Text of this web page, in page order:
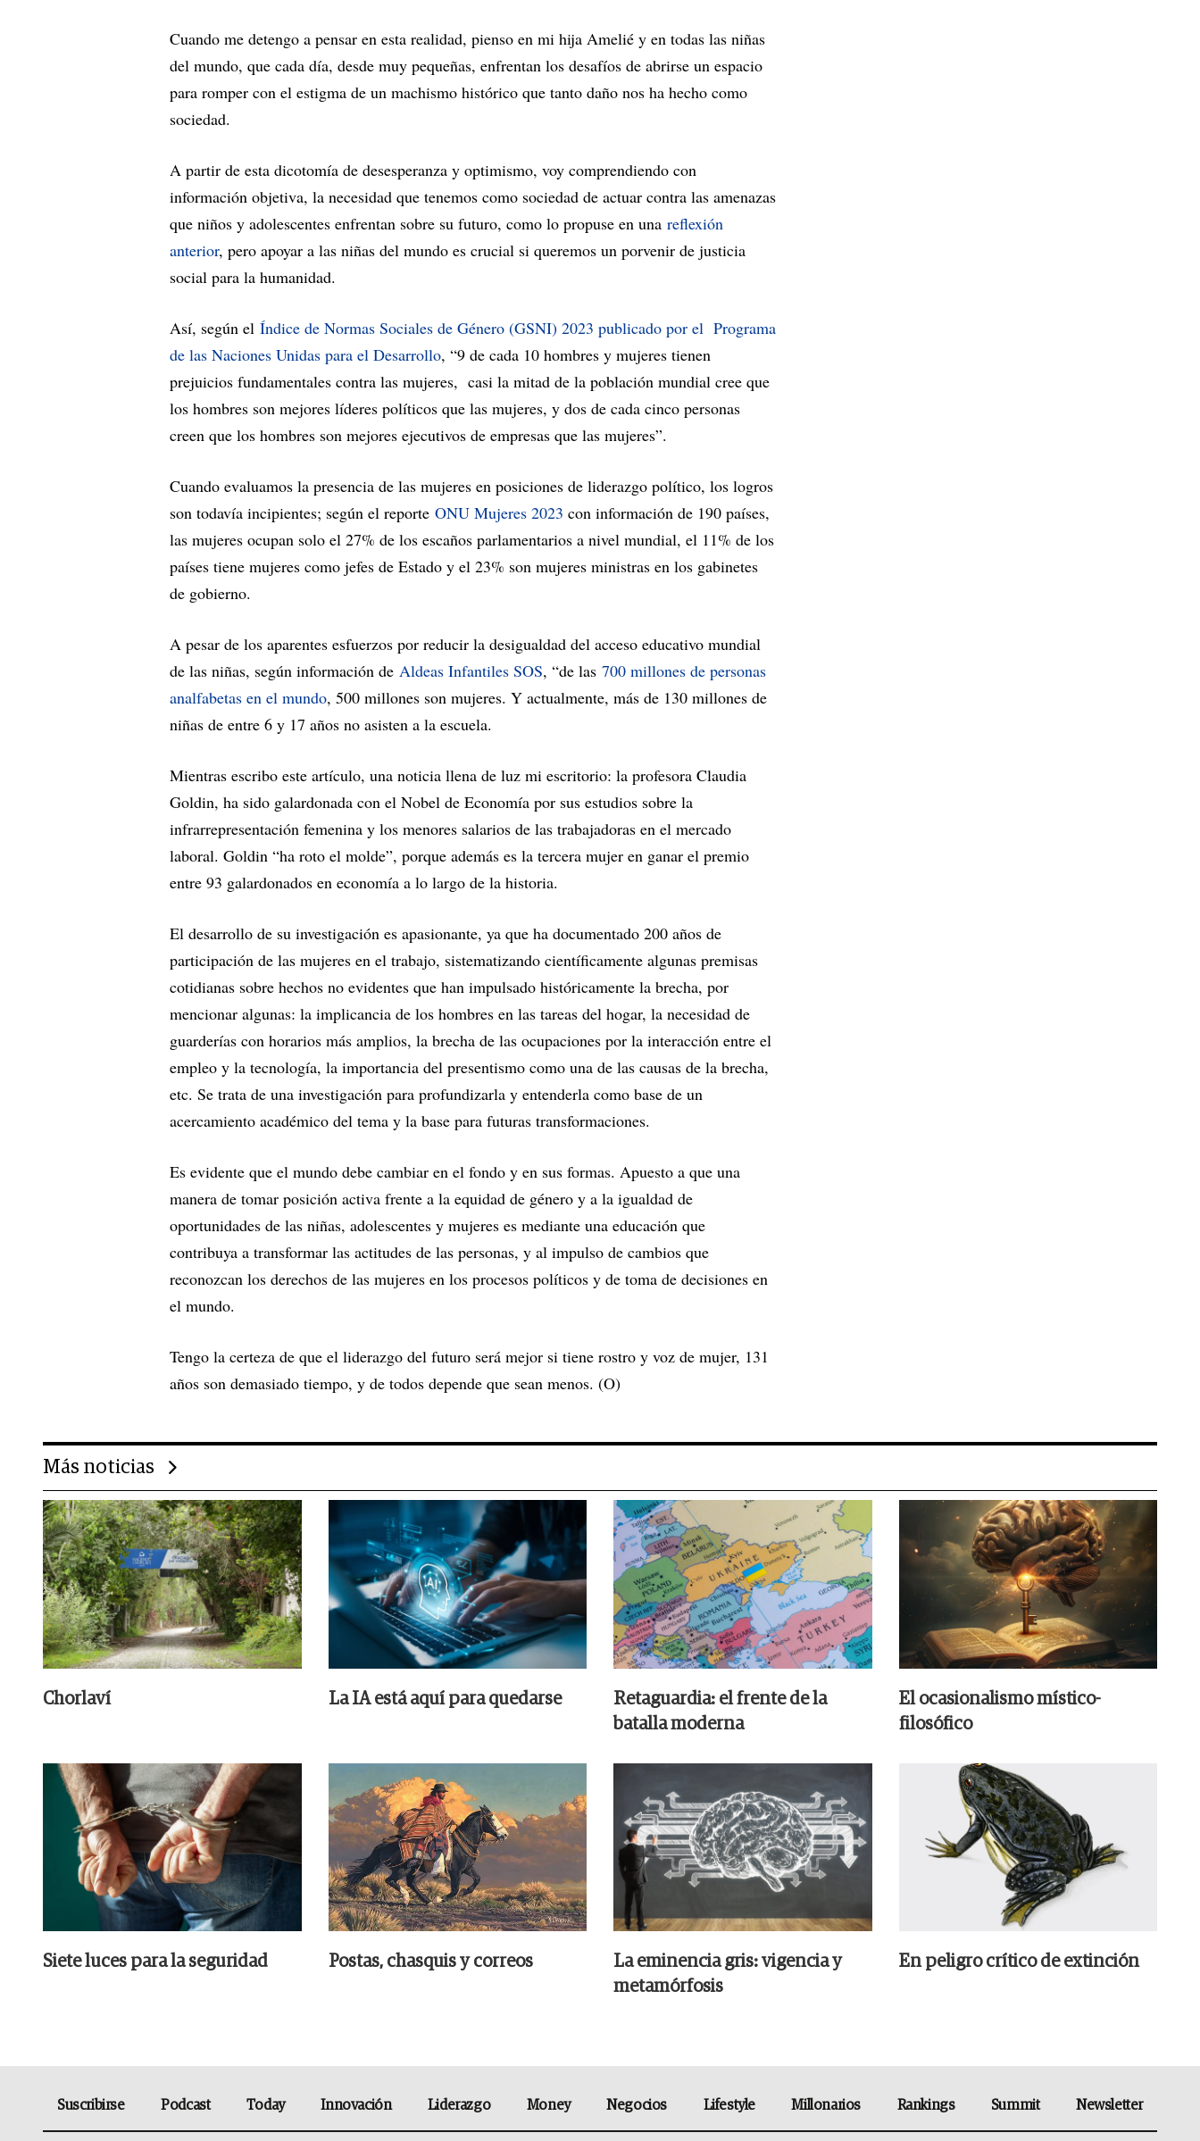
Cuando me detengo a pensar en esta realidad, pienso en mi hija Amelié y en todas las niñas
del mundo, que cada día, desde muy pequeñas, enfrentan los desafíos de abrirse un espacio
para romper con el estigma de un machismo histórico que tanto daño nos ha hecho como
sociedad.
A partir de esta dicotomía de desesperanza y optimismo, voy comprendiendo con
información objetiva, la necesidad que tenemos como sociedad de actuar contra las amenazas
que niños y adolescentes enfrentan sobre su futuro, como lo propuse en una reflexión
anterior, pero apoyar a las niñas del mundo es crucial si queremos un porvenir de justicia
social para la humanidad.
Así, según el Índice de Normas Sociales de Género (GSNI) 2023 publicado por el Programa
de las Naciones Unidas para el Desarrollo, “9 de cada 10 hombres y mujeres tienen
prejuicios fundamentales contra las mujeres, casi la mitad de la población mundial cree que
los hombres son mejores líderes políticos que las mujeres, y dos de cada cinco personas
creen que los hombres son mejores ejecutivos de empresas que las mujeres”.
Cuando evaluamos la presencia de las mujeres en posiciones de liderazgo político, los logros
son todavía incipientes; según el reporte ONU Mujeres 2023 con información de 190 países,
las mujeres ocupan solo el 27% de los escaños parlamentarios a nivel mundial, el 11% de los
países tiene mujeres como jefes de Estado y el 23% son mujeres ministras en los gabinetes
de gobierno.
A pesar de los aparentes esfuerzos por reducir la desigualdad del acceso educativo mundial
de las niñas, según información de Aldeas Infantiles SOS, “de las 700 millones de personas
analfabetas en el mundo, 500 millones son mujeres. Y actualmente, más de 130 millones de
niñas de entre 6 y 17 años no asisten a la escuela.
Mientras escribo este artículo, una noticia llena de luz mi escritorio: la profesora Claudia
Goldin, ha sido galardonada con el Nobel de Economía por sus estudios sobre la
infrarrepresentación femenina y los menores salarios de las trabajadoras en el mercado
laboral. Goldin “ha roto el molde”, porque además es la tercera mujer en ganar el premio
entre 93 galardonados en economía a lo largo de la historia.
El desarrollo de su investigación es apasionante, ya que ha documentado 200 años de
participación de las mujeres en el trabajo, sistematizando científicamente algunas premisas
cotidianas sobre hechos no evidentes que han impulsado históricamente la brecha, por
mencionar algunas: la implicancia de los hombres en las tareas del hogar, la necesidad de
guarderías con horarios más amplios, la brecha de las ocupaciones por la interacción entre el
empleo y la tecnología, la importancia del presentismo como una de las causas de la brecha,
etc. Se trata de una investigación para profundizarla y entenderla como base de un
acercamiento académico del tema y la base para futuras transformaciones.
Es evidente que el mundo debe cambiar en el fondo y en sus formas. Apuesto a que una
manera de tomar posición activa frente a la equidad de género y a la igualdad de
oportunidades de las niñas, adolescentes y mujeres es mediante una educación que
contribuya a transformar las actitudes de las personas, y al impulso de cambios que
reconozcan los derechos de las mujeres en los procesos políticos y de toma de decisiones en
el mundo.
Tengo la certeza de que el liderazgo del futuro será mejor si tiene rostro y voz de mujer, 131
años son demasiado tiempo, y de todos depende que sean menos. (O)
Más noticias
Chorlaví La IA está aquí para quedarse
Retaguardia: el frente de la
batalla moderna
El ocasionalismo místico-
filosófico
Siete luces para la seguridad Postas, chasquis y correos
La eminencia gris: vigencia y
metamórfosis
En peligro crítico de extinción
Suscribirse Podcast Today Innovación Liderazgo Money Negocios Lifestyle Millonarios Rankings Summit Newsletter